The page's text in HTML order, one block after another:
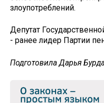
злоупотреблений.
Депутат
- ранее лидер Партии
Подготовила Дарья